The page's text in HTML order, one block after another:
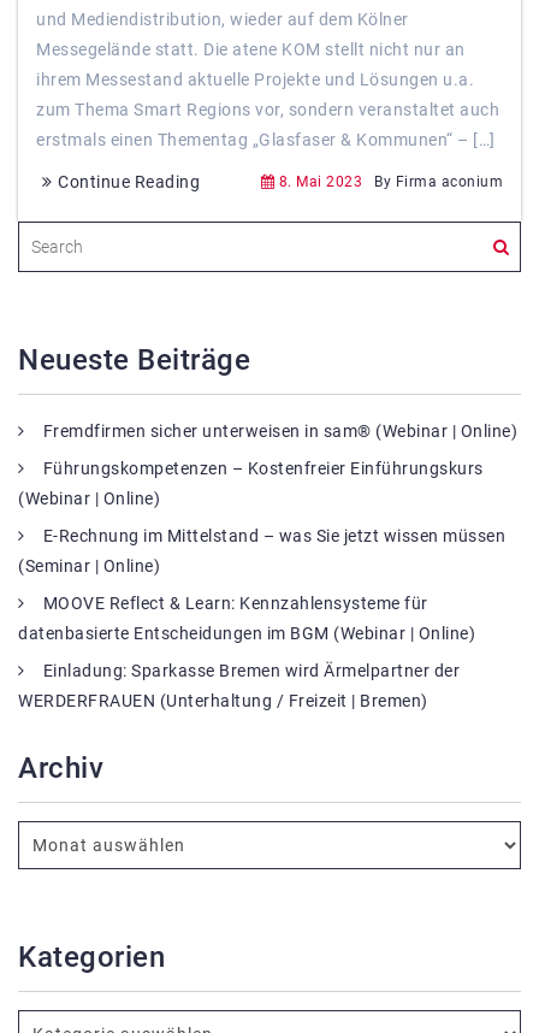
und Mediendistribution, wieder auf dem Kölner
Messegelände statt. Die atene KOM stellt nicht nur an
ihrem Messestand aktuelle Projekte und Lösungen u.a.
zum Thema Smart Regions vor, sondern veranstaltet auch
erstmals einen Thementag „Glasfaser & Kommunen“ – […]
Continue Reading 8. Mai 2023 By Firma aconium
Neueste Beiträge
Fremdfirmen sicher unterweisen in sam® (Webinar | Online)
Führungskompetenzen – Kostenfreier Einführungskurs
(Webinar | Online)
E-Rechnung im Mittelstand – was Sie jetzt wissen müssen
(Seminar | Online)
MOOVE Reflect & Learn: Kennzahlensysteme für
datenbasierte Entscheidungen im BGM (Webinar | Online)
Einladung: Sparkasse Bremen wird Ärmelpartner der
WERDERFRAUEN (Unterhaltung / Freizeit | Bremen)
Archiv
Kategorien